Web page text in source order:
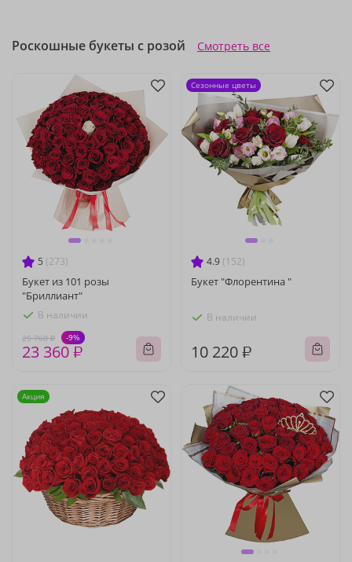
Роскошные букеты с розой Смотреть все
5 (273)
Букет из 101 розы
"Бриллиант"
В наличии
25 760 ₽ -9%
23 360 ₽
4.9 (152)
Букет "Флорентина "
В наличии
10 220 ₽
Сезонные цветы
Акция